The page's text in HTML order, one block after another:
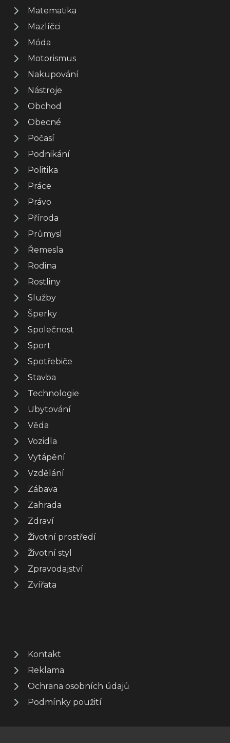
Matematika
Mazlíčci
Móda
Motorismus
Nakupování
Nástroje
Obchod
Obecné
Počasí
Podnikání
Politika
Práce
Právo
Příroda
Průmysl
Řemesla
Rodina
Rostliny
Služby
Šperky
Společnost
Sport
Spotřebiče
Stavba
Technologie
Ubytování
Věda
Vozidla
Vytápění
Vzdělání
Zábava
Zahrada
Zdraví
Životní prostředí
Životní styl
Zpravodajství
Zvířata
Kontakt
Reklama
Ochrana osobních údajů
Podmínky použití